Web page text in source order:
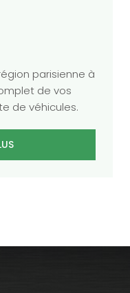
parisienne à
de vos
de véhicules.